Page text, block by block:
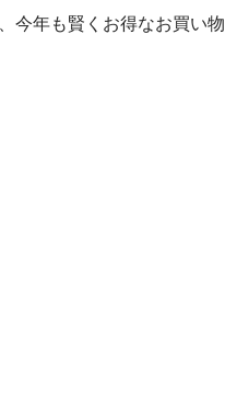
今年も賢くお得なお買い物